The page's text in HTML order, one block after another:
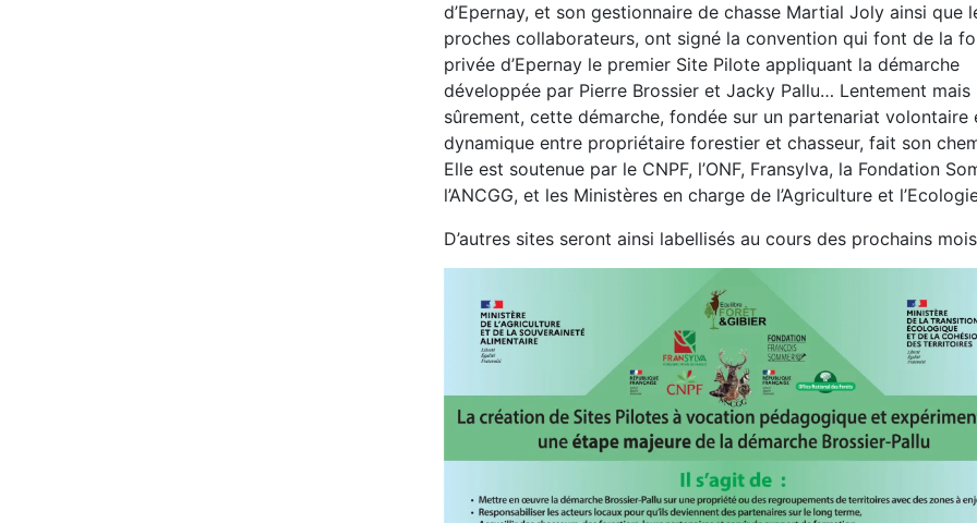
d’Epernay, et son gestionnaire de chasse Martial Joly ainsi que
proches collaborateurs, ont signé la convention qui font de la
privée d’Epernay le premier Site Pilote appliquant la démarche
développée par Pierre Brossier et Jacky Pallu… Lentement mais
sûrement, cette démarche, fondée sur un partenariat volontaire
dynamique entre propriétaire forestier et chasseur, fait son
Elle est soutenue par le CNPF, l’ONF, Fransylva, la Fondation
l’ANCGG, et les Ministères en charge de l’Agriculture et
D’autres sites seront ainsi labellisés au cours des prochains